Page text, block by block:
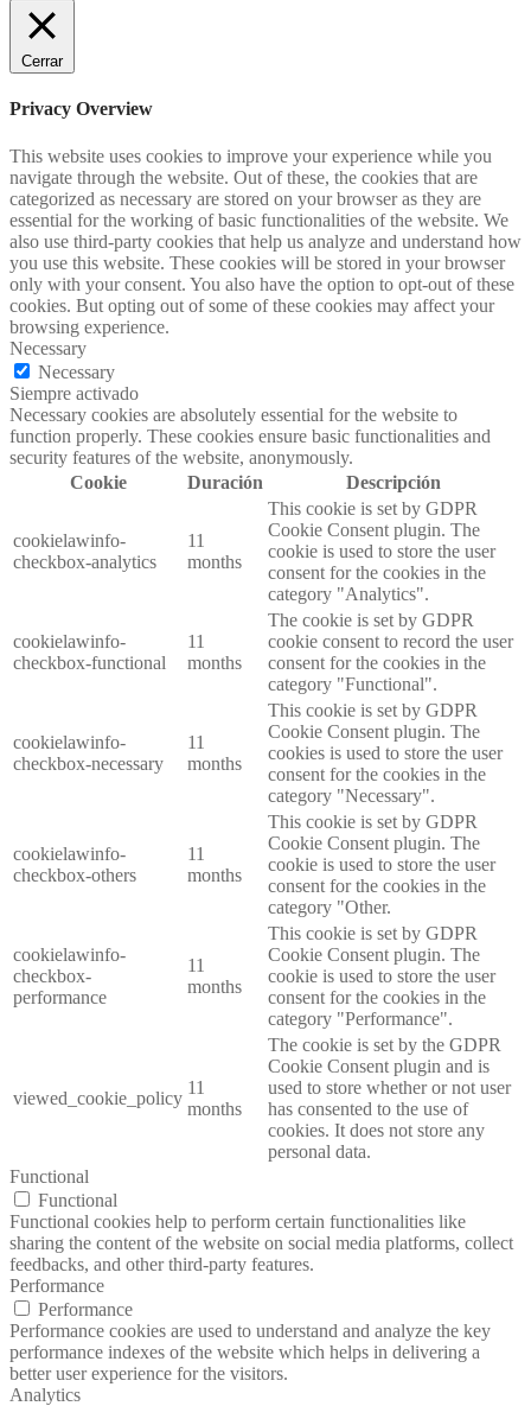
Cerrar
Privacy Overview
This website uses cookies to improve your experience while you
navigate through the website. Out of these, the cookies that are
categorized as necessary are stored on your browser as they are
essential for the working of basic functionalities of the website. We
also use third-party cookies that help us analyze and understand how
you use this website. These cookies will be stored in your browser
only with your consent. You also have the option to opt-out of these
cookies. But opting out of some of these cookies may affect your
browsing experience.
Necessary
Necessary
Siempre activado
Necessary cookies are absolutely essential for the website to
function properly. These cookies ensure basic functionalities and
security features of the website, anonymously.
Cookie
Duración Descripción
cookielawinfo-
checkbox-analytics
11
months
This cookie is set by GDPR
Cookie Consent plugin. The
cookie is used to store the user
consent for the cookies in the
category "Analytics".
cookielawinfo-
checkbox-functional
11
months
The cookie is set by GDPR
cookie consent to record the user
consent for the cookies in the
category "Functional".
cookielawinfo-
checkbox-necessary
11
months
This cookie is set by GDPR
Cookie Consent plugin. The
cookies is used to store the user
consent for the cookies in the
category "Necessary".
cookielawinfo-
checkbox-others
11
months
This cookie is set by GDPR
Cookie Consent plugin. The
cookie is used to store the user
consent for the cookies in the
category "Other.
cookielawinfo-
checkbox-
performance
11
months
This cookie is set by GDPR
Cookie Consent plugin. The
cookie is used to store the user
consent for the cookies in the
category "Performance".
viewed_cookie_policy
11
months
The cookie is set by the GDPR
Cookie Consent plugin and is
used to store whether or not user
has consented to the use of
cookies. It does not store any
personal data.
Functional
Functional
Functional cookies help to perform certain functionalities like
sharing the content of the website on social media platforms, collect
feedbacks, and other third-party features.
Performance
Performance
Performance cookies are used to understand and analyze the key
performance indexes of the website which helps in delivering a
better user experience for the visitors.
Analytics